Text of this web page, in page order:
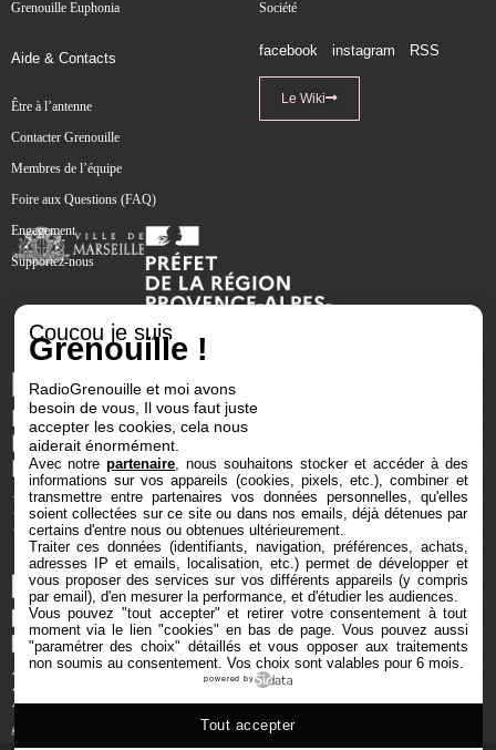
Grenouille Euphonia Société
Aide & Contacts
Être à l’antenne
Contacter Grenouille
Membres de l’équipe
Foire aux Questions (FAQ)
Engagement
Supportez-nous
facebook instagram RSS
Le Wiki
Coucou je suis
Grenouille !
RadioGrenouille et moi avons
besoin de vous, Il vous faut juste
accepter les cookies, cela nous
aiderait énormément.
Avec notrepartenaire , nous souhaitons stocker et accéder à des
informations sur vos appareils (cookies, pixels, etc.), combiner et
transmettre entre partenaires vos données personnelles, qu'elles
soient collectées sur ce site ou dans nos emails, déjà détenues par
certains d'entre nous ou obtenues ultérieurement.
Traiter ces données (identifiants, navigation, préférences, achats,
adresses IP et emails, localisation, etc.) permet de développer et
vous proposer des services sur vos différents appareils (y compris
par email), d'en mesurer la performance, et d'étudier les audiences.
Vous pouvez "tout accepter" et retirer votre consentement à tout
moment via le lien "cookies" en bas de page. Vous pouvez aussi
"paramétrer des choix" détaillés et vous opposer aux traitements
non soumis au consentement. Vos choix sont valables pour 6 mois.
powered by
Tout accepter